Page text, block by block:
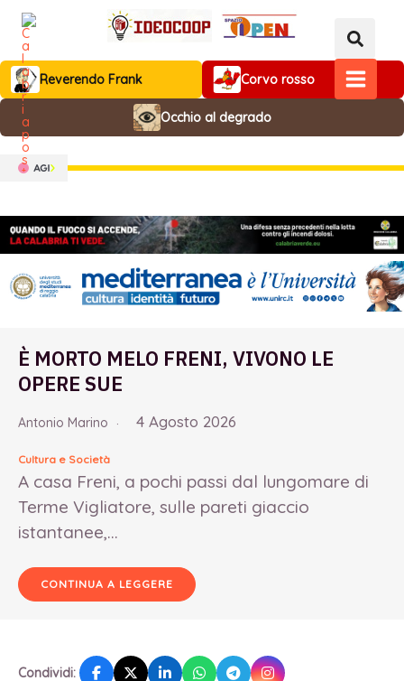
contenuto
MAIN
Reverendo Frank Corvo rosso
Occhio al degrado
È MORTO MELO FRENI, VIVONO LE
OPERE SUE
Antonio Marino 4 Agosto 2026
Cultura e Società
A casa Freni, a pochi passi dal lungomare di
Terme Vigliatore, sulle pareti giaccio
istantanee,...
CONTINUA A LEGGERE
Condividi: